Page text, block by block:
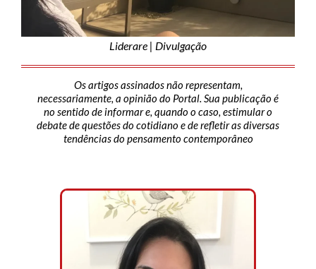
Liderare | Divulgação
Os artigos assinados não representam,
necessariamente, a opinião do Portal. Sua publicação é
no sentido de informar e, quando o caso, estimular o
debate de questões do cotidiano e de refletir as diversas
tendências do pensamento contemporâneo